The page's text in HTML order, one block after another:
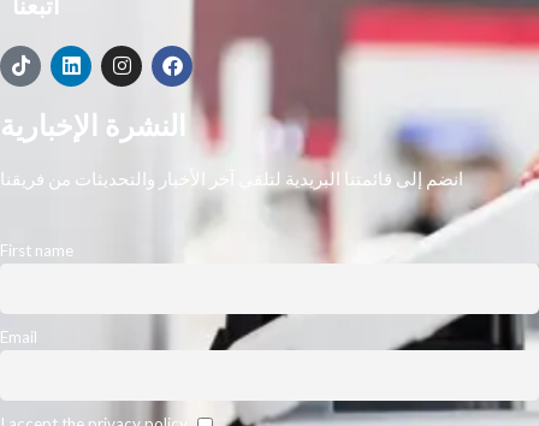
النشرة الإخبارية
انضم إلى قائمتنا البريدية لتلقي آخر الأخبار والتحديثات من فريقنا
First name
Email